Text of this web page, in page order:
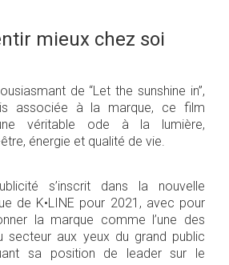
mieux chez soi
de “Let the sunshine in”,
associée à la marque, ce film
véritable ode à la lumière,
énergie et qualité de vie.
s’inscrit dans la nouvelle
de K•LINE pour 2021, avec pour
la marque comme l’une des
secteur aux yeux du grand public
sa position de leader sur le